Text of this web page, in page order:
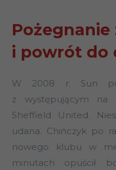
i powrót do
W 2008 r. Sun
z występującym na
Sheffield United.
udana. Chińczyk po
nowego klubu w
minutach opuścił